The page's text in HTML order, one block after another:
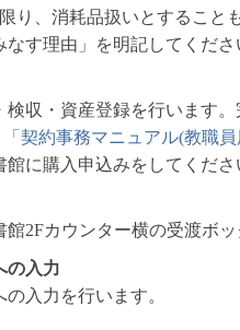
り、消耗品扱いとするこ
す理由」を明記してくださ
収・資産登録を行います
「契約事務マニュアル(教職
に購入申込みをしてくださ
2Fカウンター横の受渡ボッ
の入力
入力を行います。